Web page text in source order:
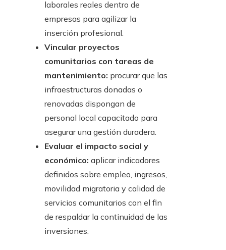
laborales reales dentro de
empresas para agilizar la
inserción profesional.
Vincular proyectos
comunitarios con tareas de
mantenimiento: procurar que las
infraestructuras donadas o
renovadas dispongan de
personal local capacitado para
asegurar una gestión duradera.
Evaluar el impacto social y
económico: aplicar indicadores
definidos sobre empleo, ingresos,
movilidad migratoria y calidad de
servicios comunitarios con el fin
de respaldar la continuidad de las
inversiones.